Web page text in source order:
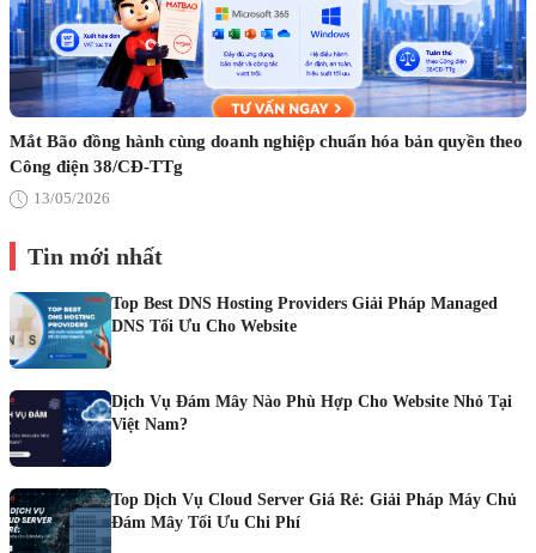
Mắt Bão đồng hành cùng doanh nghiệp chuẩn hóa bản quyền theo
Công điện 38/CĐ-TTg
13/05/2026
Tin mới nhất
Top Best DNS Hosting Providers Giải Pháp Managed
DNS Tối Ưu Cho Website
Dịch Vụ Đám Mây Nào Phù Hợp Cho Website Nhỏ Tại
Việt Nam?
Top Dịch Vụ Cloud Server Giá Rẻ: Giải Pháp Máy Chủ
Đám Mây Tối Ưu Chi Phí